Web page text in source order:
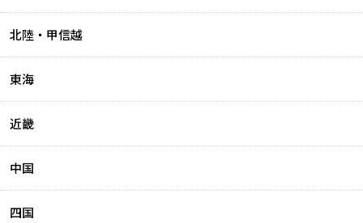
北陸・甲信越
東海
近畿
中国
四国